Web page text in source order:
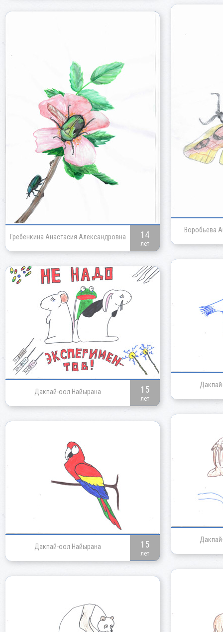
Воробьева
Гребенкина Анастасия Александровна
14
лет
Дакпай-оол Найырана
15
лет
Дакпай-оол Найырана
15
лет